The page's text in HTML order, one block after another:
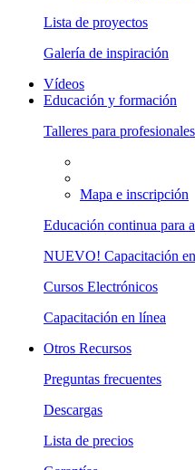
Lista de proyectos
Galería de inspiración
Vídeos
Educación y formación
Talleres para profesionales
Mapa e inscripción
Educación continua para
NUEVO! Capacitación
Cursos Electrónicos
Capacitación en línea
Otros Recursos
Preguntas frecuentes
Descargas
Lista de precios